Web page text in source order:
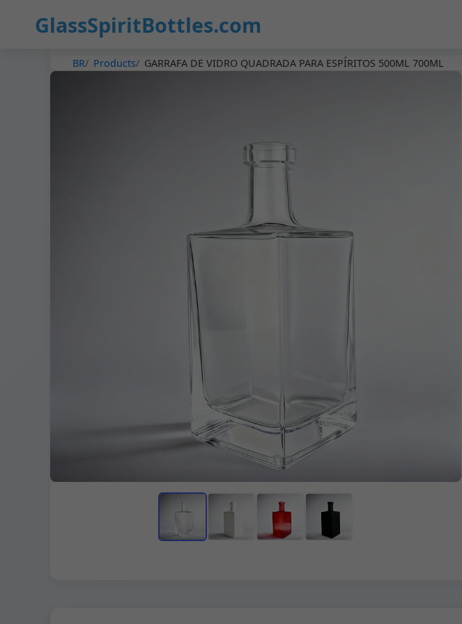
GlassSpiritBottles.com
BR Products GARRAFA DE VIDRO QUADRADA PARA ESPÍRITOS 500ML 700ML